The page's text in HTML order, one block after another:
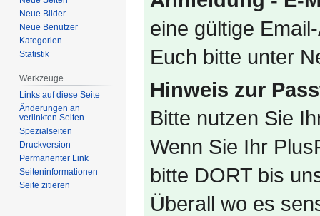
eine gültige
Euch bitte unter
Hinweis zur
Bitte nutzen Sie
Wenn Sie Ihr
bitte DORT bis
Überall wo es
Neue Bilder
Neue Benutzer
Kategorien
Statistik
Werkzeuge
Links auf diese Seite
Änderungen an
verlinkten Seiten
Spezialseiten
Druckversion
Permanenter Link
Seiten­­informationen
Seite zitieren